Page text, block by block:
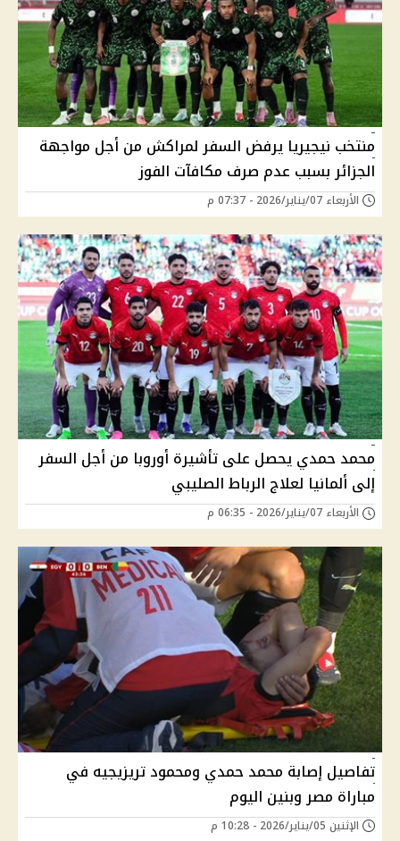
منتخب نيجيريا يرفض السفر لمراكش من أجل مواجهة
الجزائر بسبب عدم صرف مكافآت الفوز
الأربعاء 07/يناير/2026 - 07:37 م
محمد حمدي يحصل على تأشيرة أوروبا من أجل السفر
إلى ألمانيا لعلاج الرباط الصليبي
الأربعاء 07/يناير/2026 - 06:35 م
تفاصيل إصابة محمد حمدي ومحمود تريزيجيه في
مباراة مصر وبنين اليوم
الإثنين 05/يناير/2026 - 10:28 م